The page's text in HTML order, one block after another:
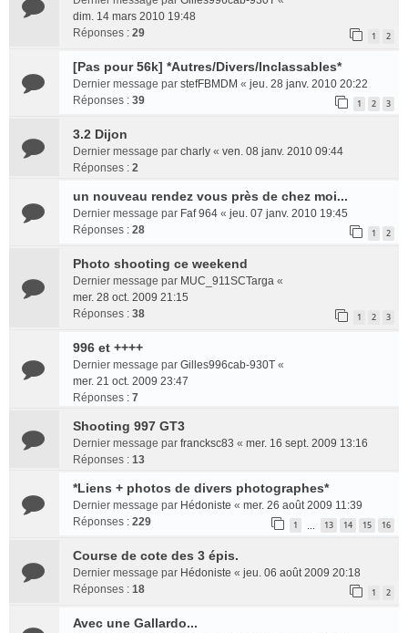
dim. 14 mars 2010 19:48
Réponses : 29 1 2
[Pas pour 56k] *Autres/Divers/Inclassables*
Dernier message par stefFBMDM « jeu. 28 janv. 2010 20:22
Réponses : 39 1 2 3
3.2 Dijon
Dernier message par charly « ven. 08 janv. 2010 09:44
Réponses : 2
un nouveau rendez vous près de chez moi...
Dernier message par Faf 964 « jeu. 07 janv. 2010 19:45
Réponses : 28 1 2
Photo shooting ce weekend
Dernier message par MUC_911SCTarga «
mer. 28 oct. 2009 21:15
Réponses : 38 1 2 3
996 et ++++
Dernier message par Gilles996cab-930T «
mer. 21 oct. 2009 23:47
Réponses : 7
Shooting 997 GT3
Dernier message par francksc83 « mer. 16 sept. 2009 13:16
Réponses : 13
*Liens + photos de divers photographes*
Dernier message par Hédoniste « mer. 26 août 2009 11:39
Réponses : 229 1 13 14 15 16
Course de cote des 3 épis.
Dernier message par Hédoniste « jeu. 06 août 2009 20:18
Réponses : 18 1 2
Avec une Gallardo...